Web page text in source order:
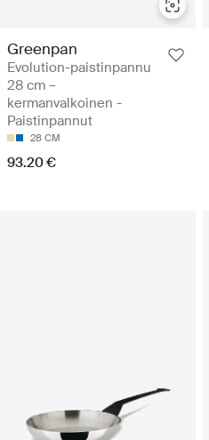
Greenpan
Evolution-paistinpannu
28 cm –
kermanvalkoinen -
Paistinpannut
28 CM
93.20 €